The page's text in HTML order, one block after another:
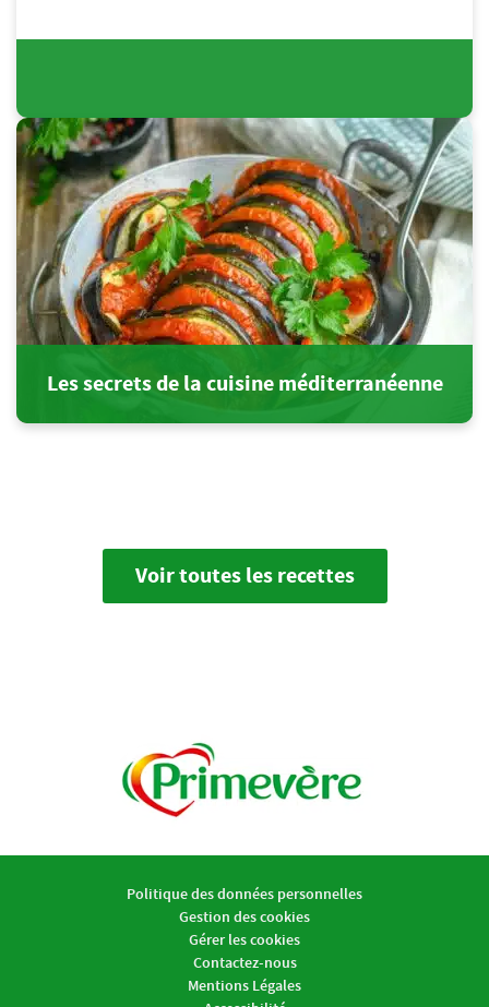
Les secrets de la cuisine méditerranéenne
Voir toutes les recettes
Politique des données personnelles
Gestion des cookies
Gérer les cookies
Contactez-nous
Mentions Légales